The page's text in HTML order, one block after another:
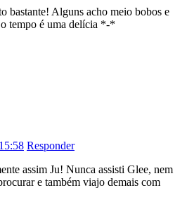
bastante! Alguns acho meio bobos e
o tempo é uma delícia *-*
Responder
assim Ju! Nunca assisti Glee, nem
e também viajo demais com